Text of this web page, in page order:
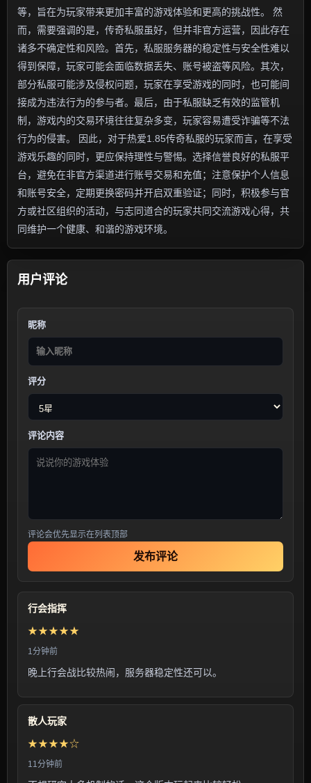
等，旨在为玩家带来更加丰富的游戏体验和更高的挑战性。 然
而，需要强调的是，传奇私服虽好，但并非官方运营，因此存在
诸多不确定性和风险。首先，私服服务器的稳定性与安全性难以
得到保障，玩家可能会面临数据丢失、账号被盗等风险。其次，
部分私服可能涉及侵权问题，玩家在享受游戏的同时，也可能间
接成为违法行为的参与者。最后，由于私服缺乏有效的监管机
制，游戏内的交易环境往往复杂多变，玩家容易遭受诈骗等不法
行为的侵害。 因此，对于热爱1.85传奇私服的玩家而言，在享受
游戏乐趣的同时，更应保持理性与警惕。选择信誉良好的私服平
台，避免在非官方渠道进行账号交易和充值；注意保护个人信息
和账号安全，定期更换密码并开启双重验证；同时，积极参与官
方或社区组织的活动，与志同道合的玩家共同交流游戏心得，共
同维护一个健康、和谐的游戏环境。
用户评论
昵称
评分
评论内容
评论会优先显示在列表顶部
发布评论
行会指挥
★★★★★
1分钟前
晚上行会战比较热闹，服务器稳定性还可以。
散人玩家
★★★★☆
11分钟前